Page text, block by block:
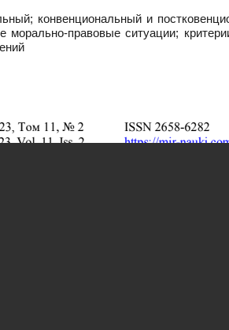
конвенциональный и
правовые ситуации;